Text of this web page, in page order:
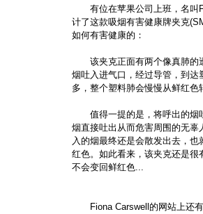
有位在苹果公司上班，名叫
计了这款吸烟有害健康牌夹克
如何有害健康的：
该夹克正面有两个像真肺的
烟吐入进气口，经过导管，到
多，整个塑料肺会慢慢从鲜红色
值得一提的是，将呼出的烟
烟直接吐出从而危害周围的无
入的烟最终还是会散发出去，
红色。如此看来，该夹克还是
不会变回鲜红色...
Fiona Carswell的网站上还有